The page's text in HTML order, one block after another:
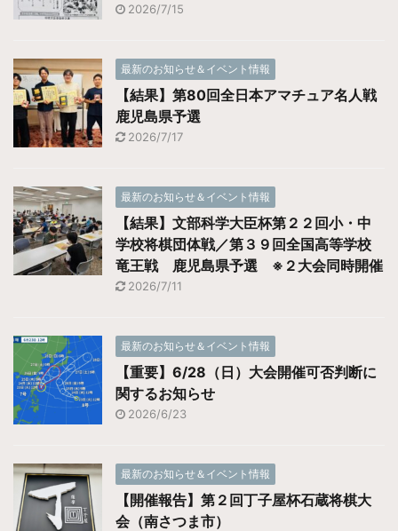
2026/7/15
最新のお知らせ＆イベント情報
【結果】第80回全日本アマチュア名人戦
鹿児島県予選
2026/7/17
最新のお知らせ＆イベント情報
【結果】文部科学大臣杯第２２回小・中
学校将棋団体戦／第３９回全国高等学校
竜王戦 鹿児島県予選 ※２大会同時開催
2026/7/11
最新のお知らせ＆イベント情報
【重要】6/28（日）大会開催可否判断に
関するお知らせ
2026/6/23
最新のお知らせ＆イベント情報
【開催報告】第２回丁子屋杯石蔵将棋大
会（南さつま市）